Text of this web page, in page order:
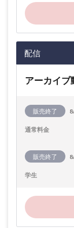
配信
アーカイブ
販売終了
通常料金
販売終了
学生